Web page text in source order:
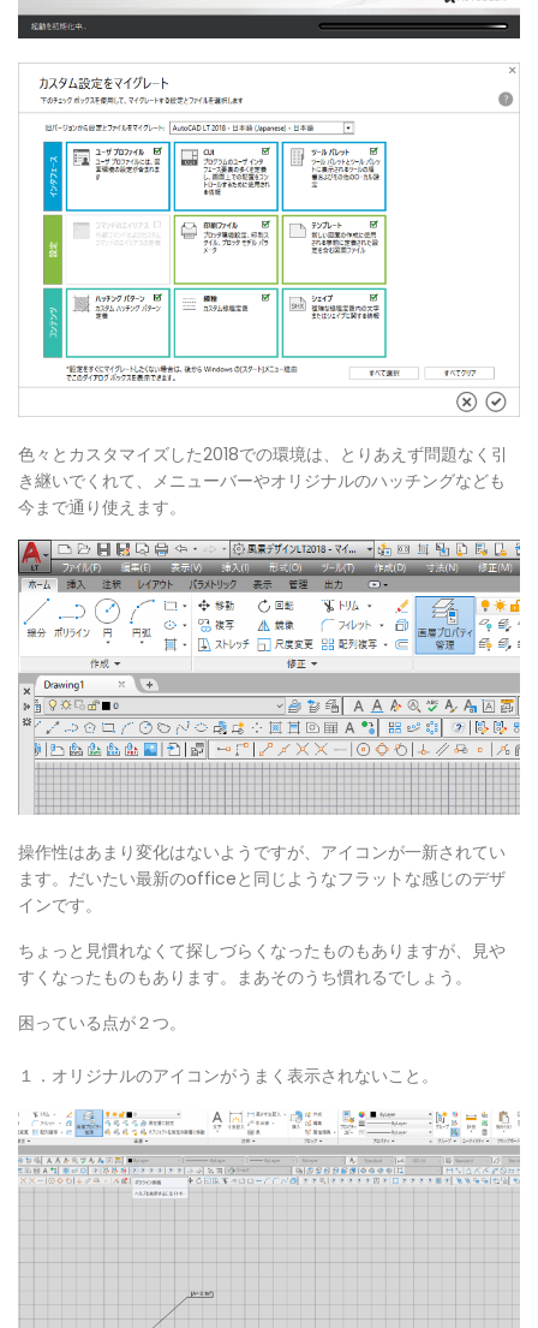
色々とカスタマイズした2018での環境は、とりあえず問題なく引
き継いでくれて、メニューバーやオリジナルのハッチングなども
今まで通り使えます。
操作性はあまり変化はないようですが、アイコンが一新されてい
ます。だいたい最新のofficeと同じようなフラットな感じのデザ
インです。
ちょっと見慣れなくて探しづらくなったものもありますが、見や
すくなったものもあります。まあそのうち慣れるでしょう。
困っている点が２つ。
１．オリジナルのアイコンがうまく表示されないこと。